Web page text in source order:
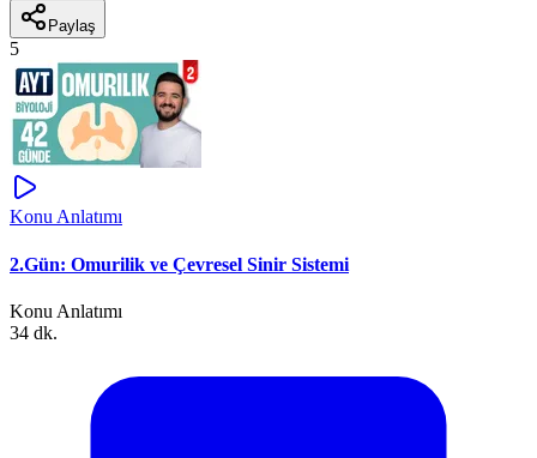
Paylaş
5
Konu Anlatımı
2.Gün: Omurilik ve Çevresel Sinir Sistemi
Konu Anlatımı
34 dk.